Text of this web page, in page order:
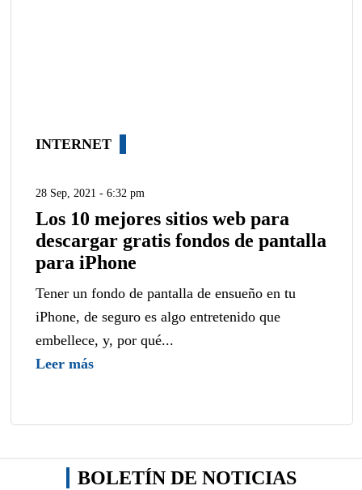
INTERNET
28 Sep, 2021 - 6:32 pm
Los 10 mejores sitios web para
descargar gratis fondos de pantalla
para iPhone
Tener un fondo de pantalla de ensueño en tu
iPhone, de seguro es algo entretenido que
embellece, y, por qué...
Leer más
BOLETÍN DE NOTICIAS